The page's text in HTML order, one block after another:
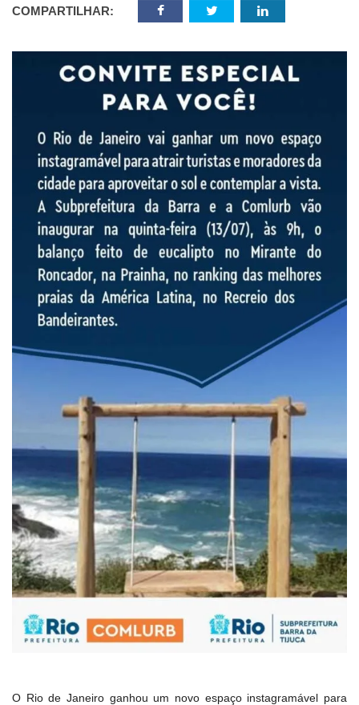
COMPARTILHAR:
O Rio de Janeiro ganhou um novo espaço instagramável para